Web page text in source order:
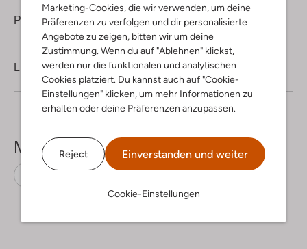
Marketing-Cookies, die wir verwenden, um deine
Präferenzen zu verfolgen und dir personalisierte
Angebote zu zeigen, bitten wir um deine
Zustimmung. Wenn du auf "Ablehnen" klickst,
werden nur die funktionalen und analytischen
Cookies platziert. Du kannst auch auf "Cookie-
Einstellungen" klicken, um mehr Informationen zu
erhalten oder deine Präferenzen anzupassen.
Reject Einverstanden und weiter
Cookie-Einstellungen
Produktinformation
Lieferung & Rückgabe
Mehr sehen